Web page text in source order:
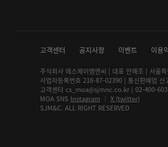
고객센터 공지사항 이벤트 이용
주식회사 에스제이엠엔씨 | 대표 안해조 | 서울
사업자등록번호 218-87-02390 | 통신판매업
고객센터 cs_moa@sjmnc.co.kr | 02-400-
MOA SNS Instagram │ X (twitter)
SJM&C. ALL RIGHT RESERVED